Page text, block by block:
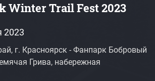
Winter Trail Fest 2023
2023
г. Красноярск - Фанпарк Бобровый
Грива, набережная